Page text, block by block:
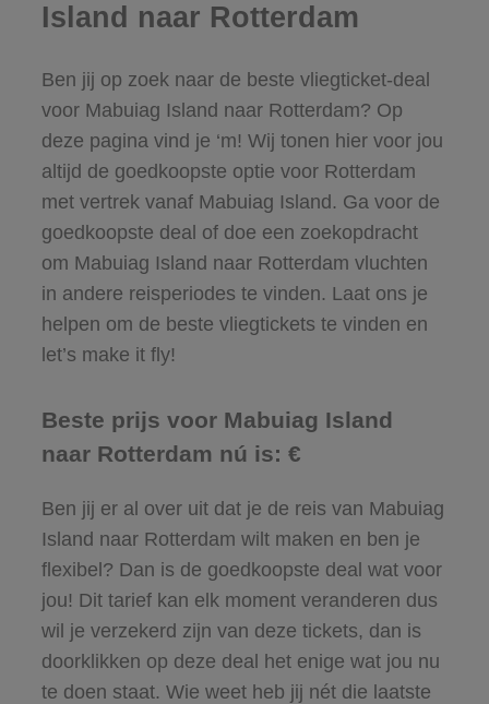
Island naar Rotterdam
Ben jij op zoek naar de beste vliegticket-deal
voor Mabuiag Island naar Rotterdam? Op
deze pagina vind je ‘m! Wij tonen hier voor jou
altijd de goedkoopste optie voor Rotterdam
met vertrek vanaf Mabuiag Island. Ga voor de
goedkoopste deal of doe een zoekopdracht
om Mabuiag Island naar Rotterdam vluchten
in andere reisperiodes te vinden. Laat ons je
helpen om de beste vliegtickets te vinden en
let’s make it fly!
Beste prijs voor Mabuiag Island
naar Rotterdam nú is: €
Ben jij er al over uit dat je de reis van Mabuiag
Island naar Rotterdam wilt maken en ben je
flexibel? Dan is de goedkoopste deal wat voor
jou! Dit tarief kan elk moment veranderen dus
wil je verzekerd zijn van deze tickets, dan is
doorklikken op deze deal het enige wat jou nu
te doen staat. Wie weet heb jij nét die laatste